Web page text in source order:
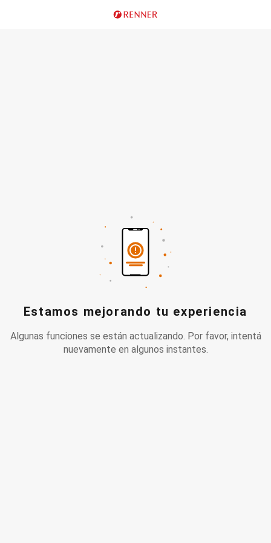
Estamos mejorando tu experiencia
Algunas funciones se están actualizando. Por favor, intentá
nuevamente en algunos instantes.